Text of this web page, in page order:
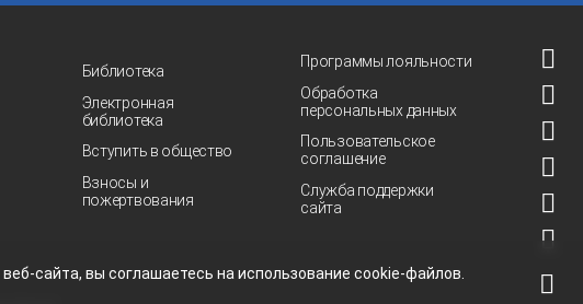
Библиотека
Электронная
библиотека
Вступить в общество
Взносы и
пожертвования
Программы лояльности
Обработка
персональных данных
Пользовательское
соглашение
Служба поддержки
сайта
веб-сайта, вы соглашаетесь на использование cookie-файлов.